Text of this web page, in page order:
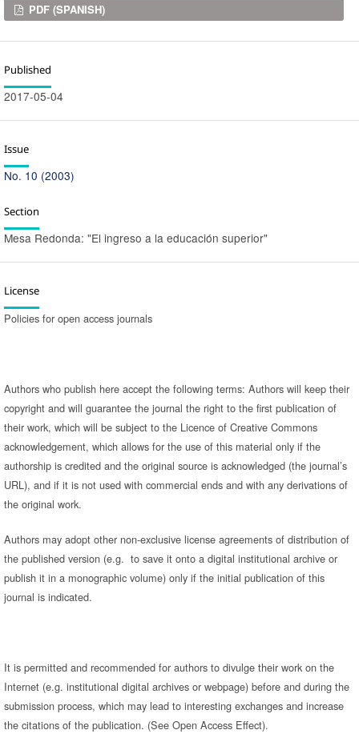
Downloads
PDF (SPANISH)
Published
2017-05-04
Issue
No. 10 (2003)
Section
Mesa Redonda: "El ingreso a la educación superior"
License
Policies for open access journals
Authors who publish here accept the following terms: Authors will keep their
copyright and will guarantee the journal the right to the first publication of
their work, which will be subject to the Licence of Creative Commons
acknowledgement, which allows for the use of this material only if the
authorship is credited and the original source is acknowledged (the journal’s
URL), and if it is not used with commercial ends and with any derivations of
the original work.
Authors may adopt other non-exclusive license agreements of distribution of
the published version (e.g. to save it onto a digital institutional archive or
publish it in a monographic volume) only if the initial publication of this
journal is indicated.
It is permitted and recommended for authors to divulge their work on the
Internet (e.g. institutional digital archives or webpage) before and during the
submission process, which may lead to interesting exchanges and increase
the citations of the publication. (See Open Access Effect).